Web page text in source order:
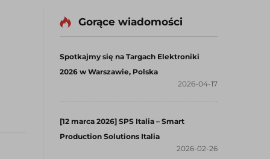
Gorące wiadomości
Spotkajmy się na Targach Elektroniki
2026 w Warszawie, Polska
2026-04-17
[12 marca 2026] SPS Italia – Smart
Production Solutions Italia
2026-02-26